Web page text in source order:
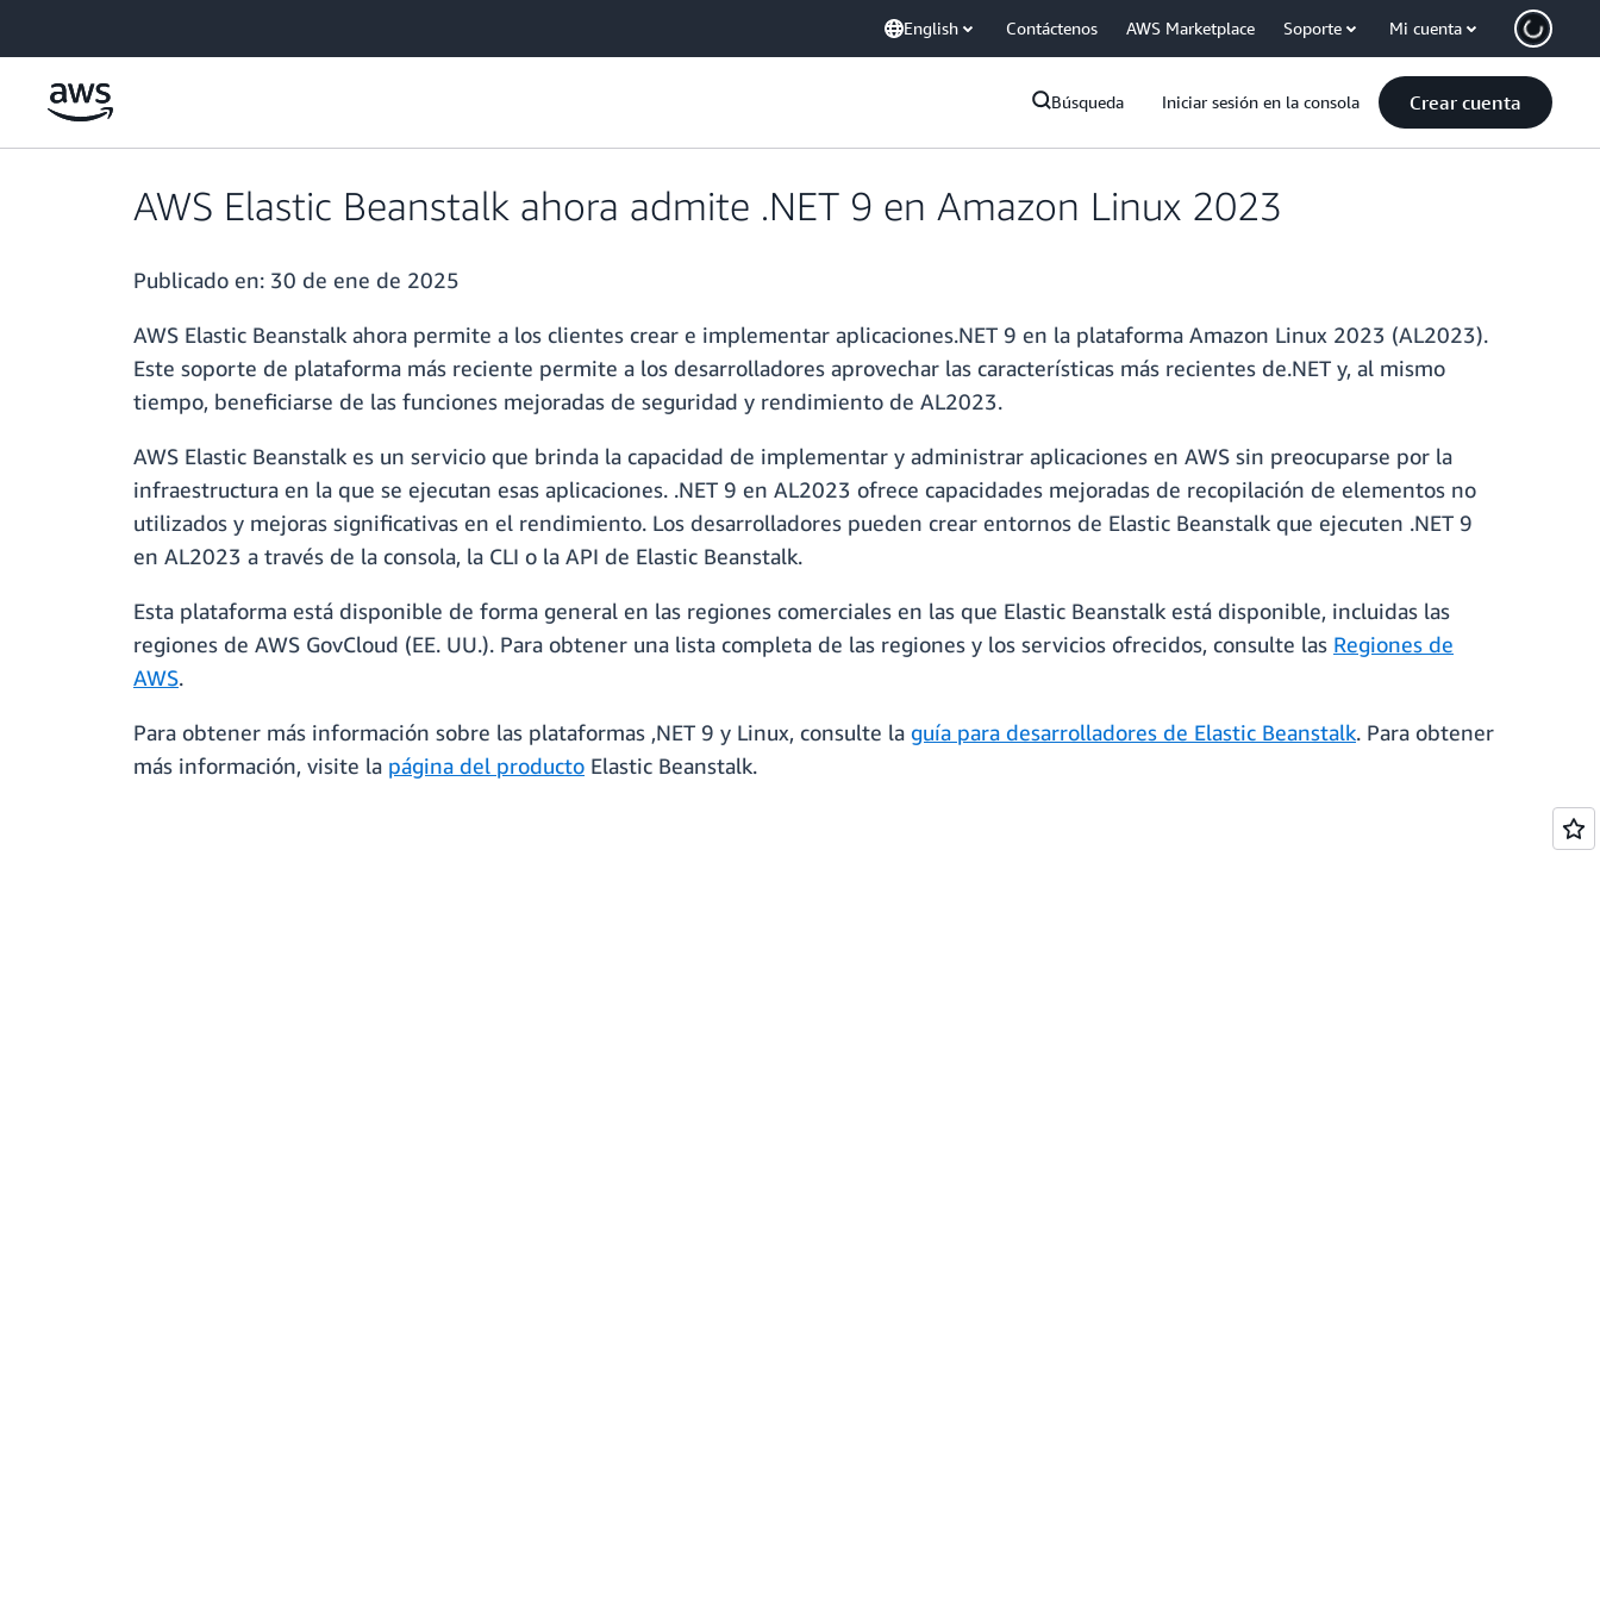
English Contáctenos AWS Marketplace Soporte Mi cuenta
Búsqueda Iniciar sesión en la consola Crear cuenta
AWS Elastic Beanstalk ahora admite .NET 9 en Amazon Linux 2023
Publicado en: 30 de ene de 2025
AWS Elastic Beanstalk ahora permite a los clientes crear e implementar aplicaciones.NET 9 en la plataforma Amazon Linux 2023 (AL2023).
Este soporte de plataforma más reciente permite a los desarrolladores aprovechar las características más recientes de.NET y, al mismo
tiempo, beneficiarse de las funciones mejoradas de seguridad y rendimiento de AL2023.
AWS Elastic Beanstalk es un servicio que brinda la capacidad de implementar y administrar aplicaciones en AWS sin preocuparse por la
infraestructura en la que se ejecutan esas aplicaciones. .NET 9 en AL2023 ofrece capacidades mejoradas de recopilación de elementos no
utilizados y mejoras significativas en el rendimiento. Los desarrolladores pueden crear entornos de Elastic Beanstalk que ejecuten .NET 9
en AL2023 a través de la consola, la CLI o la API de Elastic Beanstalk.
Esta plataforma está disponible de forma general en las regiones comerciales en las que Elastic Beanstalk está disponible, incluidas las
regiones de AWS GovCloud (EE. UU.). Para obtener una lista completa de las regiones y los servicios ofrecidos, consulte las Regiones de
AWS.
Para obtener más información sobre las plataformas ,NET 9 y Linux, consulte la guía para desarrolladores de Elastic Beanstalk. Para obtener
más información, visite la página del producto Elastic Beanstalk.